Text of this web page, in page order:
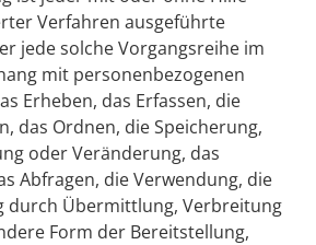
Verfahren ausgeführte
jede solche Vorgangsreihe im
mit personenbezogenen
Erheben, das Erfassen, die
das Ordnen, die Speicherung,
oder Veränderung, das
Abfragen, die Verwendung, die
durch Übermittlung, Verbreitung
Form der Bereitstellung,